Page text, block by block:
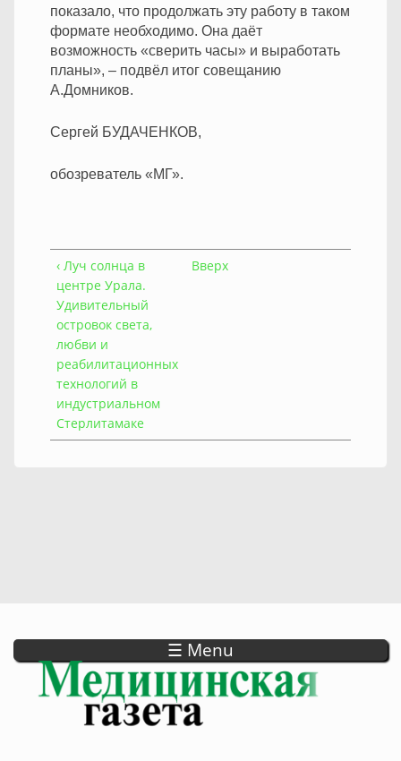
показало, что продолжать эту работу в таком
формате необходимо. Она даёт
возможность «сверить часы» и выработать
планы», – подвёл итог совещанию
А.Домников.
Сергей БУДАЧЕНКОВ,
обозреватель «МГ».
‹ Луч солнца в
центре Урала.
Удивительный
островок света,
любви и
реабилитационных
технологий в
индустриальном
Стерлитамаке
Вверх
☰ Menu